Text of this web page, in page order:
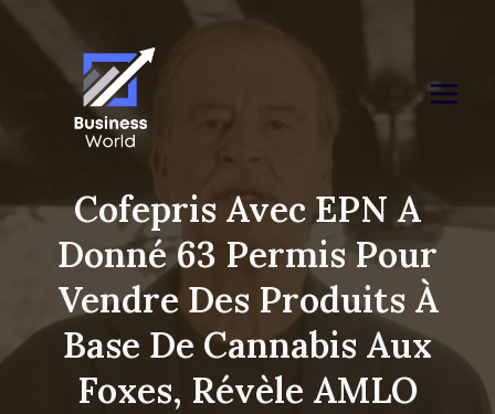
content
Cofepris Avec EPN A
Donné 63 Permis Pour
Vendre Des Produits À
Base De Cannabis Aux
Foxes, Révèle AMLO